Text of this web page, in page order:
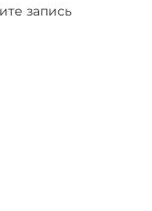
запись